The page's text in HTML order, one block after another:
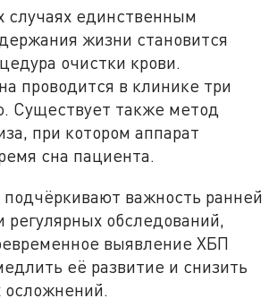
случаях единственным
жизни становится
очистки крови.
проводится в клинике три
Существует также метод
при котором аппарат
сна пациента.
важность ранней
регулярных обследований,
выявление ХБП
её развитие и снизить